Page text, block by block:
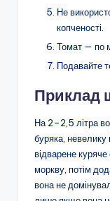
Не
копченості.
Томат — по
Подавайте
Приклад
На 2–2,5 літра
буряка, невелику
відварене куряче
моркву, потім
вона не